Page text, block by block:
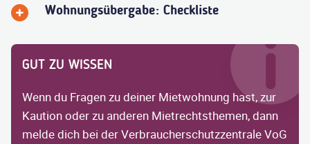
Wohnungsübergabe: Checkliste
GUT ZU WISSEN
Wenn du Fragen zu deiner Mietwohnung hast, zur
Kaution oder zu anderen Mietrechtsthemen, dann
melde dich bei der Verbraucherschutzzentrale VoG